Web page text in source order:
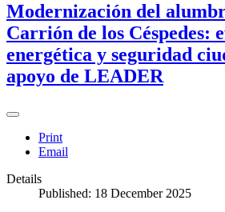
Modernización del
Carrión de los Céspedes:
energética y seguridad
apoyo de LEADER
Print
Email
Details
Published: 18 December 2025